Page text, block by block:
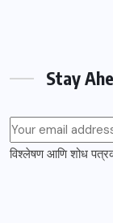
Stay
विश्लेषण आणि शोध